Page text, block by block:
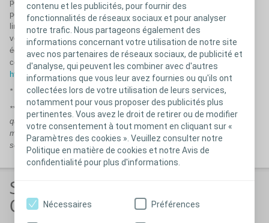
contenu et les publicités, pour fournir des
fonctionnalités de réseaux sociaux et pour analyser
notre trafic. Nous partageons également des
informations concernant votre utilisation de notre site
avec nos partenaires de réseaux sociaux, de publicité et
d'analyse, qui peuvent les combiner avec d'autres
informations que vous leur avez fournies ou qu'ils ont
collectées lors de votre utilisation de leurs services,
notamment pour vous proposer des publicités plus
pertinentes. Vous avez le droit de retirer ou de modifier
votre consentement à tout moment en cliquant sur «
Paramètres des cookies ». Veuillez consulter notre
Politique en matière de cookies et notre Avis de
confidentialité pour plus d'informations.
Nécessaires Préférences
pouvez exercer l’ensemble de vos droits relatifs à vos données
personnelles (les droits d’accès, de rectification, d’effacement, de
limitation, de portabilité ou de saisir la CNIL). Pour plus d'informations,
veuillez consulter la section relative au consentement pour les
échantillons figurant dans notre note d’information relative au(x)
consentement(s) consultable à l’adresse suivante :
http://info.coloplast.fr/consentement
* Champ obligatoire
** Ces communications seront basées sur les données personnelles
que je leur ai fournies, mes préférences et mes intérêts, comprenant
mes données de santé. Ils pourront partager mes données avec leurs
sous-traitants pour ces finalités exclusivement.
Siège social des Laboratoires
Coloplast